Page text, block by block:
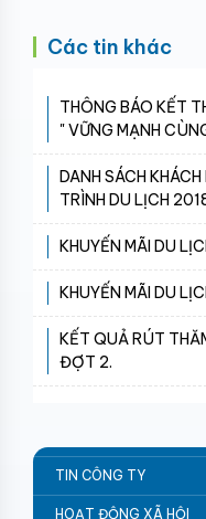
Các tin khác
THÔNG BÁO KẾT
" VỮNG MẠNH
DANH SÁCH
TRÌNH DU LỊCH
KHUYẾN MÃI DU
KHUYẾN MÃI DU
KẾT QUẢ RÚT
ĐỢT 2.
TIN CÔNG TY
HOẠT ĐỘNG XÃ HỘI